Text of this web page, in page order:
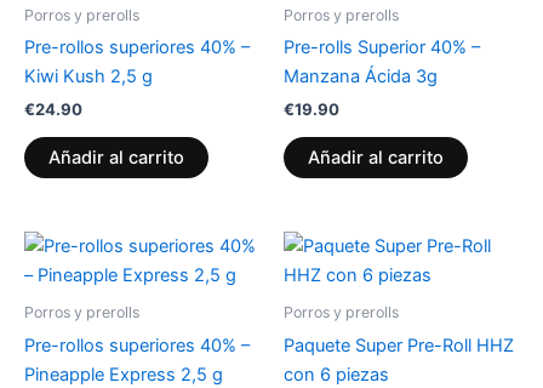
Porros y prerolls
Pre-rollos superiores 40% –
Kiwi Kush 2,5 g
€24.90
Añadir al carrito
Porros y prerolls
Pre-rolls Superior 40% –
Manzana Ácida 3g
€19.90
Añadir al carrito
Porros y prerolls
Pre-rollos superiores 40% –
Pineapple Express 2,5 g
Porros y prerolls
Paquete Super Pre-Roll HHZ
con 6 piezas